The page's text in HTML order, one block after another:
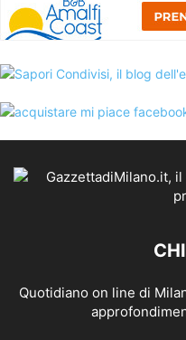
Quotidiano on line di